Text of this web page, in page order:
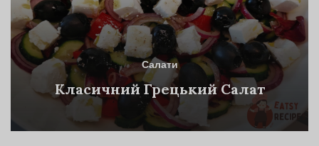
Салати
Класичний Грецький Салат